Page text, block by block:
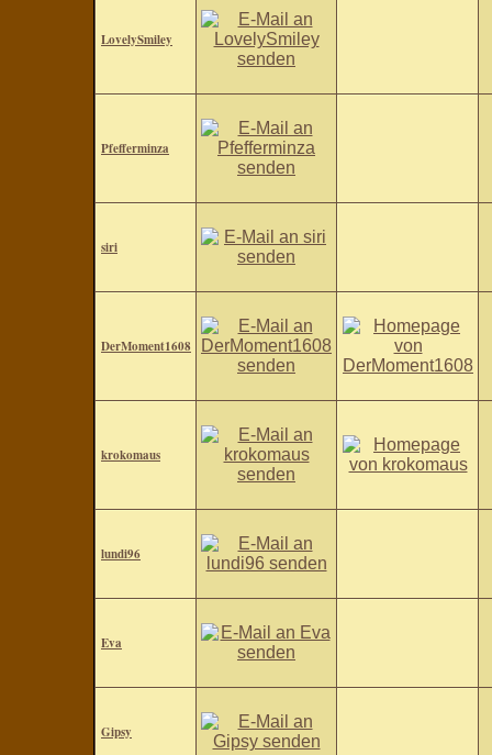
LovelySmiley
Pfefferminza
siri
DerMoment1608
krokomaus
lundi96
Eva
Gipsy